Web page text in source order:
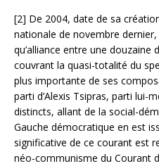
[2] De 2004, date de sa
nationale de novembre
qu’alliance entre une
couvrant la quasi-totalité du
plus importante de ses
parti d’Alexis Tsipras, parti lui-
distincts, allant de la social-
Gauche démocratique en est
significative de ce courant est
néo-communisme du Courant